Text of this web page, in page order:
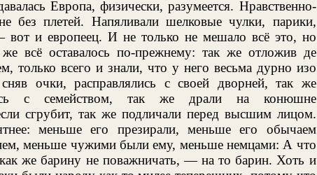
Европа, физически, разумеется. Нравственно-
без плетей. Напяливали шелковые чулки, парики,
и европеец. И не только не мешало всё это, но
всё оставалось по-прежнему: так же отложив де
только всего и знали, что у него весьма дурно изо
очки, расправлялись с своей дворней, так же
с семейством, так же драли на конюшне
сгрубит, так же подличали перед высшим лицом.
меньше его презирали, меньше его обычаем
меньше чужими были ему, меньше немцами: А что
же барину не поважничать, — на то барин. Хоть и